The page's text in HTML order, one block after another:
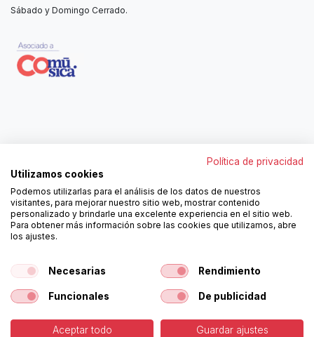
Sábado y Domingo Cerrado.
962250313
ortola@ortola-sa.es
Av. d'Albaida, s/n
46840 La Pobla del Duc (Valencia)
¡Síguenos!
Política de privacidad
Utilizamos cookies
Podemos utilizarlas para el análisis de los datos de nuestros
visitantes, para mejorar nuestro sitio web, mostrar contenido
personalizado y brindarle una excelente experiencia en el sitio web.
Para obtener más información sobre las cookies que utilizamos, abre
los ajustes.
Necesarias Rendimiento
Funcionales De publicidad
Aceptar todo Guardar ajustes